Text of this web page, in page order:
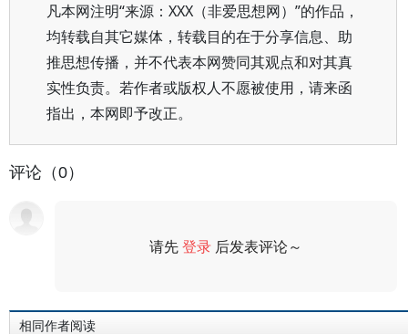
凡本网注明“来源：XXX（非爱思想网）”的作品，
均转载自其它媒体，转载目的在于分享信息、助
推思想传播，并不代表本网赞同其观点和对其真
实性负责。若作者或版权人不愿被使用，请来函
指出，本网即予改正。
评论（0）
请先登录 后发表评论～
相同作者阅读